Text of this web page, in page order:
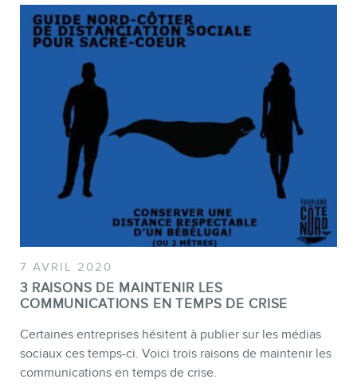
7 AVRIL 2020
3 RAISONS DE MAINTENIR LES
COMMUNICATIONS EN TEMPS DE CRISE
Certaines entreprises hésitent à publier sur les médias
sociaux ces temps-ci. Voici trois raisons de maintenir les
communications en temps de crise.